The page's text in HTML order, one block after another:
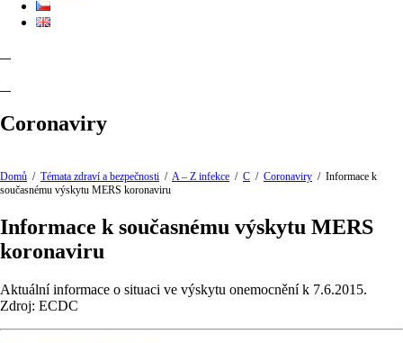
Coronaviry
Domů / Témata zdraví a bezpečnosti / A – Z infekce / C / Coronaviry / Informace k
současnému výskytu MERS koronaviru
Informace k současnému výskytu MERS
koronaviru
Aktuální informace o situaci ve výskytu onemocnění k 7.6.2015.
Zdroj: ECDC